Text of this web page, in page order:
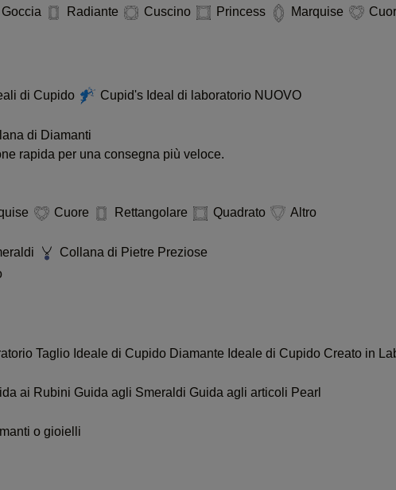
Goccia Radiante Cuscino Princess Marquise
di Cupido Cupid's Ideal di laboratorio NUOVO
di Diamanti
rapida per una consegna più veloce.
Cuore Rettangolare Quadrato
Altro
Collana di Pietre Preziose
Taglio Ideale di Cupido Diamante Ideale di Cupido Creato in
ai Rubini Guida agli Smeraldi Guida agli articoli Pearl
o gioielli